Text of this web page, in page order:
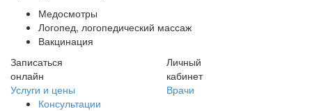
Медосмотры
Логопед, логопедический массаж
Вакцинация
Записаться
онлайн
Личный
кабинет
Услуги и цены
Врачи
Консультации